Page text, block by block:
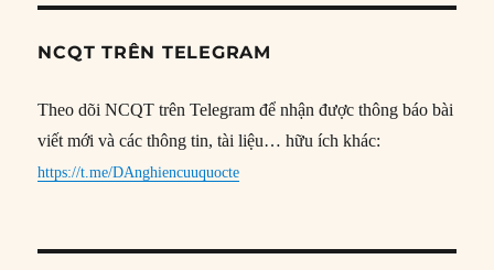
NCQT TRÊN TELEGRAM
Theo dõi NCQT trên Telegram để nhận được thông báo bài
viết mới và các thông tin, tài liệu… hữu ích khác:
https://t.me/DAnghiencuuquocte